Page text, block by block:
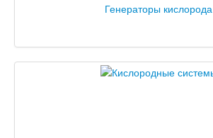
Генераторы кислорода